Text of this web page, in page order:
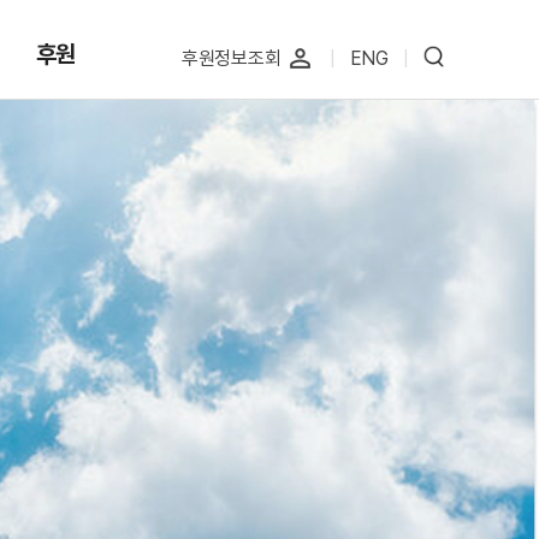
후원 후원정보조회 perm_identity ENG